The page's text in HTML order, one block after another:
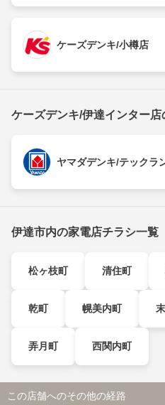
ケーズデンキ/小樽店
ケーズデンキ/伊達インター
ヤマダデンキ/テックラ
伊達市内の家電店チラシ一覧
松ヶ枝町 清住町
乾町 幌美内町
弄月町 西関内町
この店舗へのその他の経路